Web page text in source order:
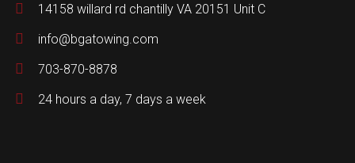
14158 willard rd chantilly VA 20151 Unit C
info@bgatowing.com
703-870-8878
24 hours a day, 7 days a week